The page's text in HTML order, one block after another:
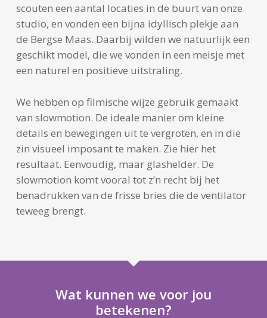
scouten een aantal locaties in de buurt van onze
studio, en vonden een bijna idyllisch plekje aan
de Bergse Maas. Daarbij wilden we natuurlijk een
geschikt model, die we vonden in een meisje met
een naturel en positieve uitstraling.
We hebben op filmische wijze gebruik gemaakt
van slowmotion. De ideale manier om kleine
details en bewegingen uit te vergroten, en in die
zin visueel imposant te maken. Zie hier het
resultaat. Eenvoudig, maar glashelder. De
slowmotion komt vooral tot z’n recht bij het
benadrukken van de frisse bries die de ventilator
teweeg brengt.
Wat kunnen we voor jou
betekenen?